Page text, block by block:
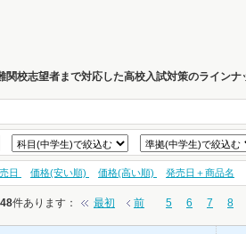
校志望者まで対応した高校入試対策のラインナ
日 価格(安い順) 価格(高い順) 発売日＋商品名
件あります ： 最初 前 5 6 7 8